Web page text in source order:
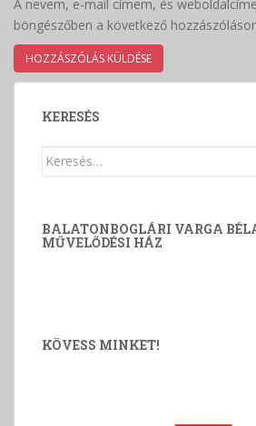
A nevem, e-mail címem, és
böngészőben a következő
KERESÉS
Keresés:
BALATONBOGLÁRI VARGA
MŰVELŐDÉSI HÁZ
KÖVESS MINKET!